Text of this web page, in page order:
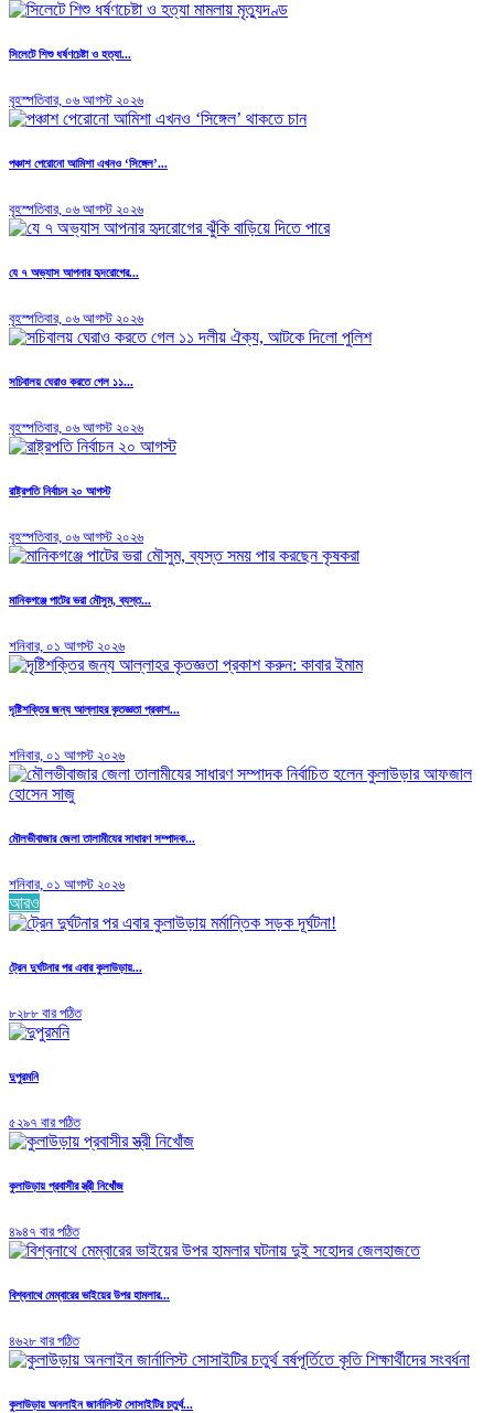
সিলেটে শিশু ধর্ষণচেষ্টা ও হত্যা...
বৃহস্পতিবার, ০৬ আগস্ট ২০২৬
পঞ্চাশ পেরোনো আমিশা এখনও ‘সিঙ্গেল’...
বৃহস্পতিবার, ০৬ আগস্ট ২০২৬
যে ৭ অভ্যাস আপনার হৃদরোগের...
বৃহস্পতিবার, ০৬ আগস্ট ২০২৬
সচিবালয় ঘেরাও করতে গেল ১১...
বৃহস্পতিবার, ০৬ আগস্ট ২০২৬
রাষ্ট্রপতি নির্বাচন ২০ আগস্ট
বৃহস্পতিবার, ০৬ আগস্ট ২০২৬
মানিকগঞ্জে পাটের ভরা মৌসুম, ব্যস্ত...
শনিবার, ০১ আগস্ট ২০২৬
দৃষ্টিশক্তির জন্য আল্লাহর কৃতজ্ঞতা প্রকাশ...
শনিবার, ০১ আগস্ট ২০২৬
মৌলভীবাজার জেলা তালামীযের সাধারণ সম্পাদক...
শনিবার, ০১ আগস্ট ২০২৬
আরও
ট্রেন দুর্ঘটনার পর এবার কুলাউড়ায়...
৮২৮৮ বার পঠিত
দুপুরমনি
৫২৯৭ বার পঠিত
কুলাউড়ায় প্রবাসীর স্ত্রী নিখোঁজ
৪৯৪৭ বার পঠিত
বিশ্বনাথে মেম্বারের ভাইয়ের উপর হামলার...
৪৬২৮ বার পঠিত
কুলাউড়ায় অনলাইন জার্নালিস্ট সোসাইটির চতুর্থ...